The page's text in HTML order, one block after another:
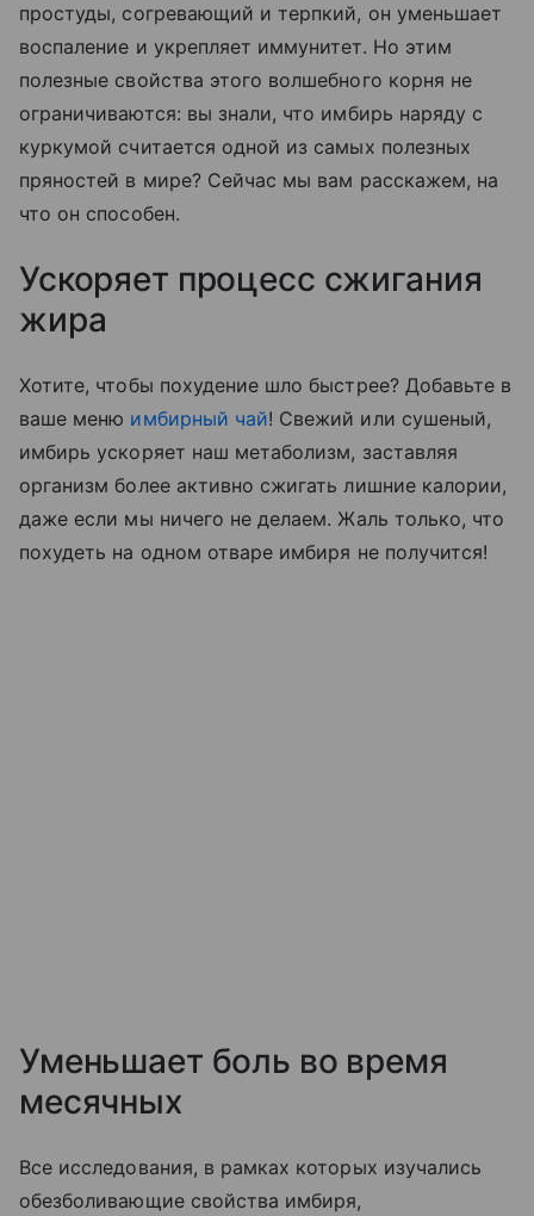
простуды, согревающий и терпкий, он уменьшает
воспаление и укрепляет иммунитет. Но этим
полезные свойства этого волшебного корня не
ограничиваются: вы знали, что имбирь наряду с
куркумой считается одной из самых полезных
пряностей в мире? Сейчас мы вам расскажем, на
что он способен.
Ускоряет процесс сжигания
жира
Хотите, чтобы похудение шло быстрее? Добавьте в
ваше меню имбирный чай! Свежий или сушеный,
имбирь ускоряет наш метаболизм, заставляя
организм более активно сжигать лишние калории,
даже если мы ничего не делаем. Жаль только, что
похудеть на одном отваре имбиря не получится!
Уменьшает боль во время
месячных
Все исследования, в рамках которых изучались
обезболивающие свойства имбиря,